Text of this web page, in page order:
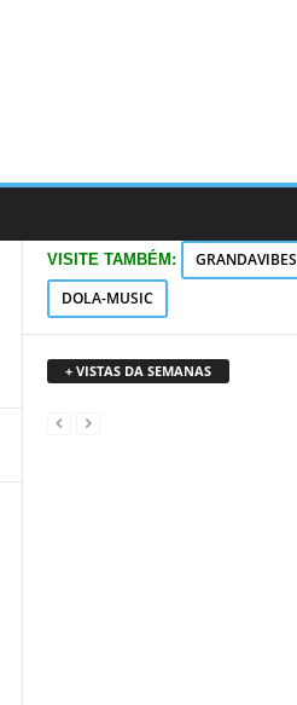
VISITE TAMBÉM: GRANDAVIBES
DOLA-MUSIC
+ VISTAS DA SEMANAS